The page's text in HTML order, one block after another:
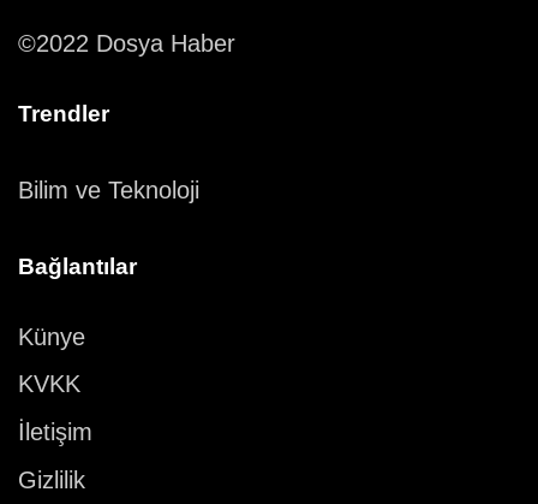
©2022 Dosya Haber
Trendler
Bilim ve Teknoloji
Bağlantılar
Künye
KVKK
İletişim
Gizlilik